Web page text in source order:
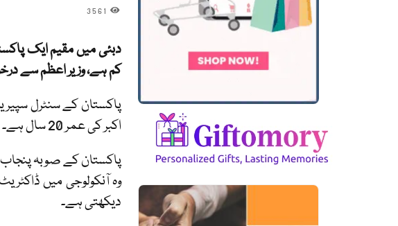
3561
دبئی میں مقیم ایک
کم ہے، وزیر اعظم سے
اکبر کی عمر 20 سال ہے۔
وہ آنکولوجی میں
دیکھتی ہے۔